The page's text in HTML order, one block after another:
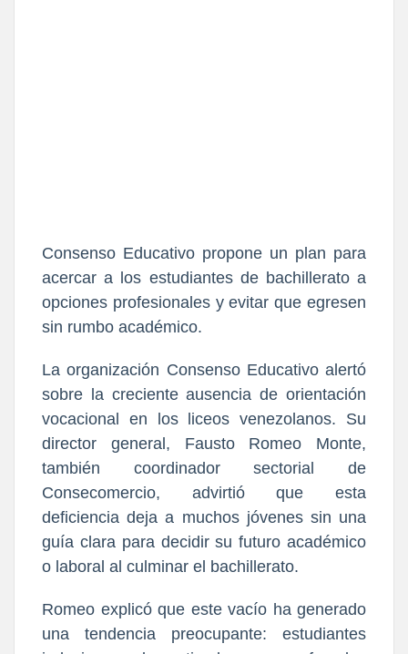
Consenso Educativo propone un plan para
acercar a los estudiantes de bachillerato a
opciones profesionales y evitar que egresen
sin rumbo académico.
La organización Consenso Educativo alertó
sobre la creciente ausencia de orientación
vocacional en los liceos venezolanos. Su
director general, Fausto Romeo Monte,
también coordinador sectorial de
Consecomercio, advirtió que esta
deficiencia deja a muchos jóvenes sin una
guía clara para decidir su futuro académico
o laboral al culminar el bachillerato.
Romeo explicó que este vacío ha generado
una tendencia preocupante: estudiantes